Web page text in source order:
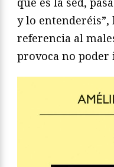
y lo entenderéis”,
referencia al
provoca no